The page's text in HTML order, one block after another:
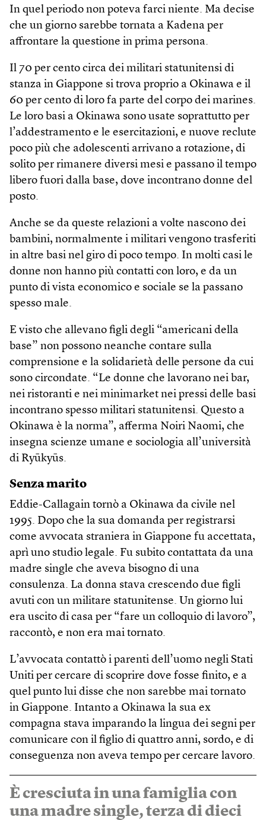
In quel periodo non poteva farci niente. Ma decise
che un giorno sarebbe tornata a Kadena per
affrontare la questione in prima persona.
Il 70 per cento circa dei militari statunitensi di
stanza in Giappone si trova proprio a Okinawa e il
60 per cento di loro fa parte del corpo dei marines.
Le loro basi a Okinawa sono usate soprattutto per
l’addestramento e le esercitazioni, e nuove reclute
poco più che adolescenti arrivano a rotazione, di
solito per rimanere diversi mesi e passano il tempo
libero fuori dalla base, dove incontrano donne del
posto.
Anche se da queste relazioni a volte nascono dei
bambini, normalmente i militari vengono trasferiti
in altre basi nel giro di poco tempo. In molti casi le
donne non hanno più contatti con loro, e da un
punto di vista economico e sociale se la passano
spesso male.
E visto che allevano figli degli “americani della
base” non possono neanche contare sulla
comprensione e la solidarietà delle persone da cui
sono circondate. “Le donne che lavorano nei bar,
nei ristoranti e nei minimarket nei pressi delle basi
incontrano spesso militari statunitensi. Questo a
Okinawa è la norma”, afferma Noiri Naomi, che
insegna scienze umane e sociologia all’università
di Ryūkyūs.
Senza marito
Eddie-Callagain tornò a Okinawa da civile nel
1995. Dopo che la sua domanda per registrarsi
come avvocata straniera in Giappone fu accettata,
aprì uno studio legale. Fu subito contattata da una
madre single che aveva bisogno di una
consulenza. La donna stava crescendo due figli
avuti con un militare statunitense. Un giorno lui
era uscito di casa per “fare un colloquio di lavoro”,
raccontò, e non era mai tornato.
L’avvocata contattò i parenti dell’uomo negli Stati
Uniti per cercare di scoprire dove fosse finito, e a
quel punto lui disse che non sarebbe mai tornato
in Giappone. Intanto a Okinawa la sua ex
compagna stava imparando la lingua dei segni per
comunicare con il figlio di quattro anni, sordo, e di
conseguenza non aveva tempo per cercare lavoro.
È cresciuta in una famiglia con
una madre single, terza di dieci